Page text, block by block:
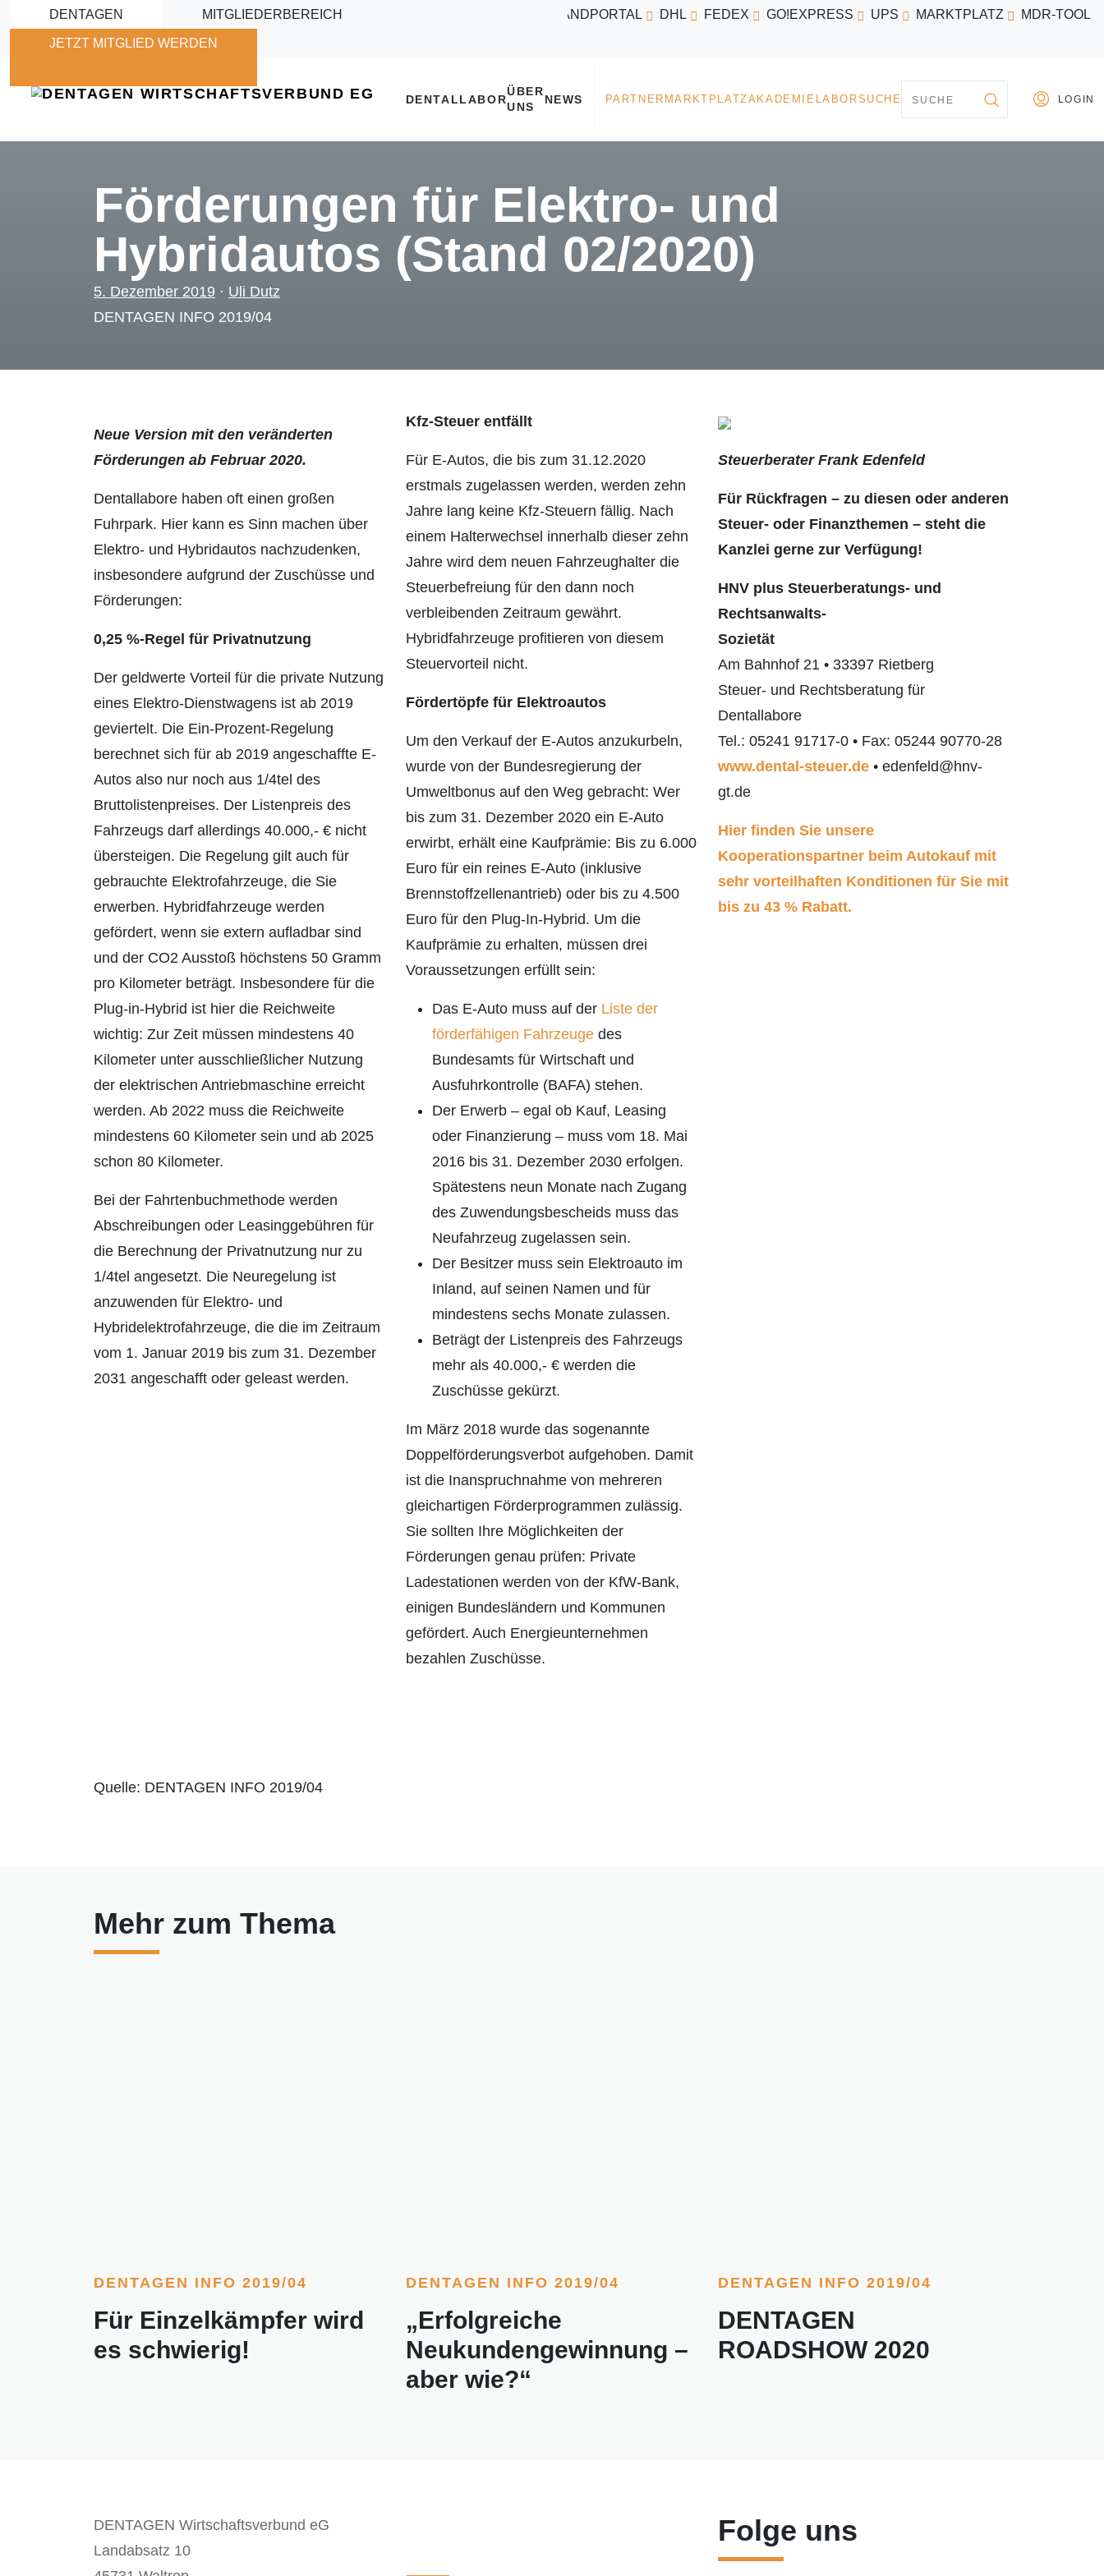
Skip to main content
DENTAGEN MITGLIEDERBEREICH
JETZT MITGLIED WERDEN
VERSANDPORTAL DHL FEDEX GO!EXPRESS UPS MARKTPLATZ MDR-TOOL
Förderungen für Elektro- und
Hybridautos (Stand 02/2020)
5. Dezember 2019 · Uli Dutz
DENTAGEN INFO 2019/04
Neue Version mit den veränderten
Förderungen ab Februar 2020.
Dentallabore haben oft einen großen
Fuhrpark. Hier kann es Sinn machen über
Elektro- und Hybridautos nachzudenken,
insbesondere aufgrund der Zuschüsse und
Förderungen:
0,25 %-Regel für Privatnutzung
Der geldwerte Vorteil für die private Nutzung
eines Elektro-Dienstwagens ist ab 2019
geviertelt. Die Ein-Prozent-Regelung
berechnet sich für ab 2019 angeschaffte E-
Autos also nur noch aus 1/4tel des
Bruttolistenpreises. Der Listenpreis des
Fahrzeugs darf allerdings 40.000,- € nicht
übersteigen. Die Regelung gilt auch für
gebrauchte Elektrofahrzeuge, die Sie
erwerben. Hybridfahrzeuge werden
gefördert, wenn sie extern aufladbar sind
und der CO2 Ausstoß höchstens 50 Gramm
pro Kilometer beträgt. Insbesondere für die
Plug-in-Hybrid ist hier die Reichweite
wichtig: Zur Zeit müssen mindestens 40
Kilometer unter ausschließlicher Nutzung
der elektrischen Antriebmaschine erreicht
werden. Ab 2022 muss die Reichweite
mindestens 60 Kilometer sein und ab 2025
schon 80 Kilometer.
Bei der Fahrtenbuchmethode werden
Abschreibungen oder Leasinggebühren für
die Berechnung der Privatnutzung nur zu
1/4tel angesetzt. Die Neuregelung ist
anzuwenden für Elektro- und
Hybridelektrofahrzeuge, die die im Zeitraum
vom 1. Januar 2019 bis zum 31. Dezember
2031 angeschafft oder geleast werden.
Kfz-Steuer entfällt
Für E-Autos, die bis zum 31.12.2020
erstmals zugelassen werden, werden zehn
Jahre lang keine Kfz-Steuern fällig. Nach
einem Halterwechsel innerhalb dieser zehn
Jahre wird dem neuen Fahrzeughalter die
Steuerbefreiung für den dann noch
verbleibenden Zeitraum gewährt.
Hybridfahrzeuge profitieren von diesem
Steuervorteil nicht.
Fördertöpfe für Elektroautos
Um den Verkauf der E-Autos anzukurbeln,
wurde von der Bundesregierung der
Umweltbonus auf den Weg gebracht: Wer
bis zum 31. Dezember 2020 ein E-Auto
erwirbt, erhält eine Kaufprämie: Bis zu 6.000
Euro für ein reines E-Auto (inklusive
Brennstoffzellenantrieb) oder bis zu 4.500
Euro für den Plug-In-Hybrid. Um die
Kaufprämie zu erhalten, müssen drei
Voraussetzungen erfüllt sein:
Das E-Auto muss auf der Liste der
förderfähigen Fahrzeuge des
Bundesamts für Wirtschaft und
Ausfuhrkontrolle (BAFA) stehen.
Der Erwerb – egal ob Kauf, Leasing
oder Finanzierung – muss vom 18. Mai
2016 bis 31. Dezember 2030 erfolgen.
Spätestens neun Monate nach Zugang
des Zuwendungsbescheids muss das
Neufahrzeug zugelassen sein.
Der Besitzer muss sein Elektroauto im
Inland, auf seinen Namen und für
mindestens sechs Monate zulassen.
Beträgt der Listenpreis des Fahrzeugs
mehr als 40.000,- € werden die
Zuschüsse gekürzt.
Im März 2018 wurde das sogenannte
Doppelförderungsverbot aufgehoben. Damit
ist die Inanspruchnahme von mehreren
gleichartigen Förderprogrammen zulässig.
Sie sollten Ihre Möglichkeiten der
Förderungen genau prüfen: Private
Ladestationen werden von der KfW-Bank,
einigen Bundesländern und Kommunen
gefördert. Auch Energieunternehmen
bezahlen Zuschüsse.
Steuerberater Frank Edenfeld
Für Rückfragen – zu diesen oder anderen
Steuer- oder Finanzthemen – steht die
Kanzlei gerne zur Verfügung!
HNV plus Steuerberatungs- und
Rechtsanwalts-­
Sozietät
Am Bahnhof 21 • 33397 Rietberg
Steuer- und Rechtsberatung für
Dentallabore
Tel.: 05241 91717-0 • Fax: 05244 90770-28
www.dental-steuer.de • edenfeld@hnv-
gt.de
Hier finden Sie unsere
Kooperationspartner beim Autokauf mit
sehr vorteilhaften Konditionen für Sie mit
bis zu 43 % Rabatt.
Quelle: DENTAGEN INFO 2019/04
Mehr zum Thema
DENTAGEN INFO 2019/04
Für Einzelkämpfer wird
es schwierig!
DENTAGEN INFO 2019/04
„Erfolgreiche
Neukundengewinnung –
aber wie?“
DENTAGEN INFO 2019/04
DENTAGEN
ROADSHOW 2020
DENTAGEN Wirtschaftsverbund eG
Landabsatz 10
Folge uns